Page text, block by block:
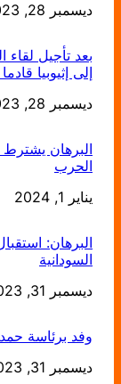
التاريخ
ديسمبر 28, 2023
بعد تأجيل
إلى إثيوبيا
التاريخ
ديسمبر 28, 2023
البرهان
الحرب
التاريخ
يناير 1, 2024
البرهان:
السودانية
التاريخ
ديسمبر 31, 2023
وفد برئاسة
التاريخ
ديسمبر 31, 2023